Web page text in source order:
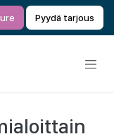
Pyydä tarjous